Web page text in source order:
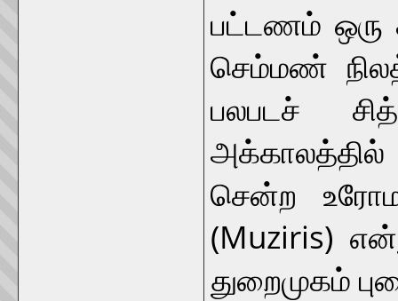
பட்டணம் ஒரு
செம்மண்
பலபடச்
அக்காலத்தில்
சென்ற
(Muziris)
துறைமுகம்